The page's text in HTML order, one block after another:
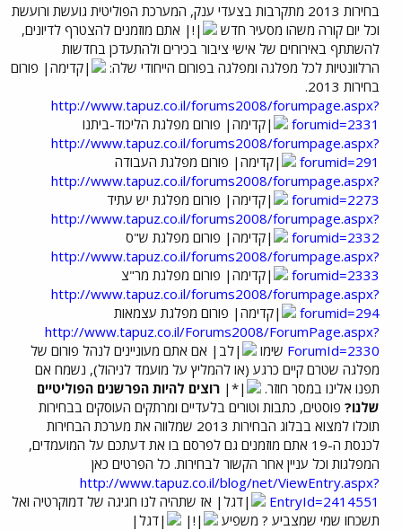
בחירות 2013 מתקרבות בצעדי ענק, המערכת הפוליטית גועשת ורועשת
וכל יום קורה משהו מסעיר חדש
אתם מוזמנים להצטרף לדיונים,
להשתתף באירוחים של אישי ציבור בכירים ולהתעדכן בחדשות
הרלוונטיות לכל מפלגה ומפלגה בפורום הייחודי שלה:
פורום
בחירות 2013.
http://www.tapuz.co.il/forums2008/forumpage.aspx?
forumid=2331
פורום מפלגת הליכוד-ביתנו
http://www.tapuz.co.il/forums2008/forumpage.aspx?
forumid=291
פורום מפלגת העבודה
http://www.tapuz.co.il/forums2008/forumpage.aspx?
forumid=2273
פורום מפלגת יש עתיד
http://www.tapuz.co.il/forums2008/forumpage.aspx?
forumid=2332
פורום מפלגת ש"ס
http://www.tapuz.co.il/forums2008/forumpage.aspx?
forumid=2333
פורום מפלגת מר"צ
http://www.tapuz.co.il/forums2008/forumpage.aspx?
forumid=294
פורום מפלגת עצמאות
http://www.tapuz.co.il/Forums2008/ForumPage.aspx?
ForumId=2330 שימו
אם אתם מעוניינים לנהל פורום של
מפלגה שטרם קיים כרגע (או להמליץ על מועמד לניהול), נשמח אם
תפנו אלינו במסר חוזר.
רוצים להיות הפרשנים הפוליטיים
שלנו? פוסטים, כתבות וטורים בלעדיים ומרתקים העוסקים בבחירות
תוכלו למצוא בבלוג הבחירות 2013 שמלווה את מערכת הבחירות
לכנסת ה-19 אתם מוזמנים גם לפרסם בו את דעתכם על המועמדים,
המפלגות וכל עניין אחר הקשור לבחירות. כל הפרטים כאן
http://www.tapuz.co.il/blog/net/ViewEntry.aspx?
EntryId=2414551
אז שתהיה לנו חגיגה של דמוקרטיה ואל
תשכחו שמי שמצביע ? משפיע